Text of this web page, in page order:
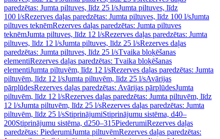
paredzētas: Jumta piltuves, līdz 25 l/sJumta piltuves, līdz
100 l/sRezerves daļas paredzētas: Jumta piltuves, līdz 100 l/sJumta
piltuves teknēmRezerves daļas paredzētas: Jumta piltuves
teknēmJumta piltuves, līdz 12 l/sRezerves daļas paredzētas: Jumta
piltuves, līdz 12 l/sJumta piltuves, līdz 25 l/sRezerves daļas
paredzētas: Jumta piltuves, līdz 25 l/sTvaika bloķēšanas
elementiRezerves daļas paredzētas: Tvaika bloķēšanas
elementiJumta piltuvēm, līdz 12 l/sRezerves daļas paredzētas: Jumta
piltuvēm, līdz 12 l/sJumta piltuvēm, līdz 25 l/sAvārijas
pārplūdesRezerves daļas paredzētas: Avārijas pārplūdesJumta
piltuvēm, līdz 12 l/sRezerves daļas paredzētas: Jumta piltuvēm, līdz
12 l/sJumta piltuvēm, līdz 25 l/sRezerves daļas paredzētas: Jumta
piltuvēm, līdz 25 l/sStiprinājumiStiprinājumu sistēma, d40–
200Stiprinājumu sistēma, d250–315PiederumiRezerves daļas
paredzētas: PiederumiJumta piltuvēmRezerves daļas paredzētas: